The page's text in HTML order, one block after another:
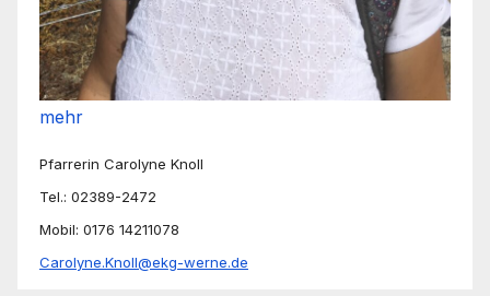
mehr
Pfarrerin Carolyne Knoll
Tel.: 02389-2472
Mobil: 0176 14211078
Carolyne.Knoll@ekg-werne.de